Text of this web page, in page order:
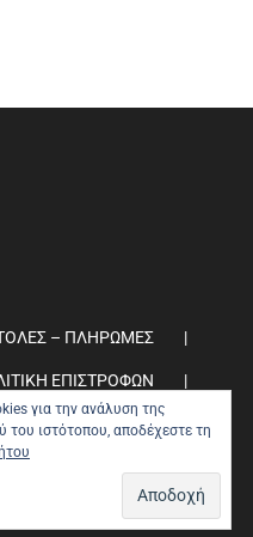
– ΠΛΗΡΩΜΕΣ
ΕΠΙΣΤΡΟΦΩΝ
ΑΠΟΡΡΗΤΟΥ 0
για την ανάλυση της
του ιστότοπου, αποδέχεστε τη